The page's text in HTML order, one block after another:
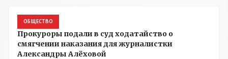
ОБЩЕСТВО
Прокуроры подали в суд ходатайство о
смягчении наказания для журналистки
Александры Алёховой